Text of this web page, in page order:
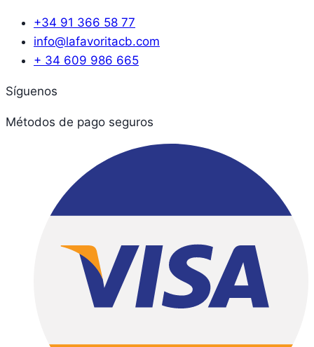
+34 91 366 58 77
info@lafavoritacb.com
+ 34 609 986 665
Síguenos
Métodos de pago seguros